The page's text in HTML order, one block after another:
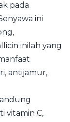
pada
ini
inilah yang
antijamur,
vitamin C,